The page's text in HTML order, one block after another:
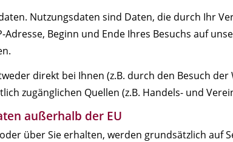
Nutzungsdaten sind Daten, die durch Ihr
Beginn und Ende Ihres Besuchs auf
direkt bei Ihnen (z.B. durch den Besuch
zugänglichen Quellen (z.B. Handels- und
außerhalb der EU
über Sie erhalten, werden grundsätzlich auf